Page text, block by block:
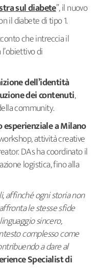
sul diabete”, il nuovo
il diabete di tipo 1.
che intreccia il
di
dell’identità
dei contenuti,
community.
a Milano
attività creative
DAs ha coordinato il
logistica, fino alla
affinché ogni storia non
le stesse sfide
sincero,
complesso come
a dare al
Specialist di